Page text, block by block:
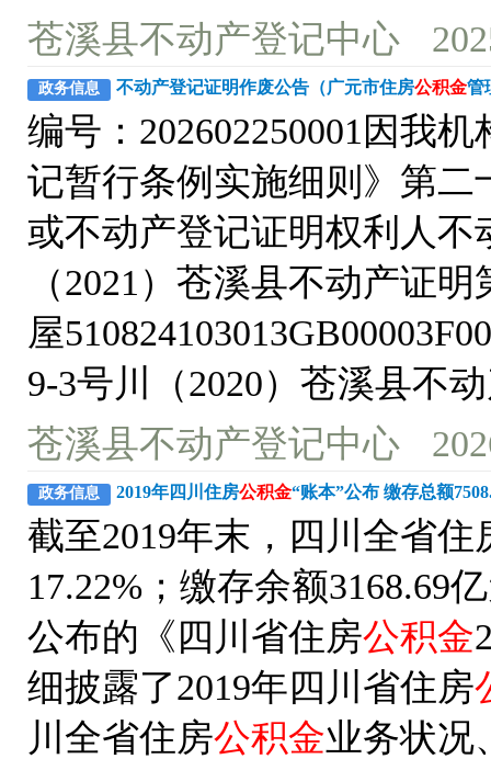
苍溪县不动产登记中心
政务信息 不动产登记证明作废公告（广元市住房公积金管
编号：202602250001因我
记暂行条例实施细则》第
或不动产登记证明权利人
（2021）苍溪县不动产证
屋
9-3号川（2020）苍溪县不
苍溪县不动产登记中心
政务信息 2019年四川住房公积金“账本”公布 缴存总额
截至2019年末，四川全省住
17.22%；缴存余额3168.69
公布的《四川省住房公积金
细披露了2019年四川省住房
川全省住房公积金业务状况